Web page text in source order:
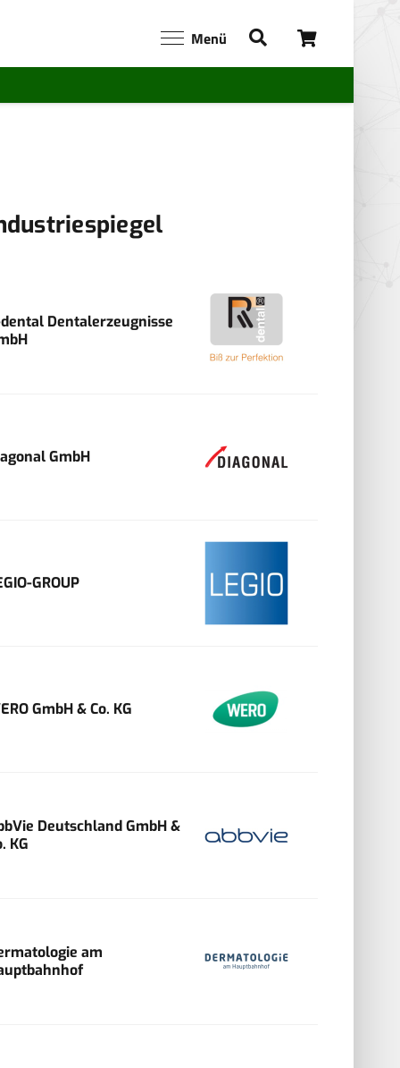
Menü
dental Dentalerzeugnisse
GmbH
GROUP
GmbH & Co. KG
Deutschland GmbH &
KG
am